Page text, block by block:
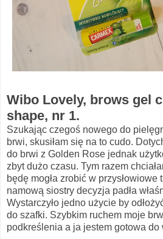
Wibo Lovely, brows gel
shape, nr 1.
Szukając czegoś nowego do
brwi, skusiłam się na to cudo.
do brwi z Golden Rose jednak
zbyt dużo czasu. Tym razem
będę mogła zrobić w przysłowiowe
namową siostry decyzja padła
Wystarczyło jedno użycie by
do szafki. Szybkim ruchem moje
podkreślenia a ja jestem gotowa do